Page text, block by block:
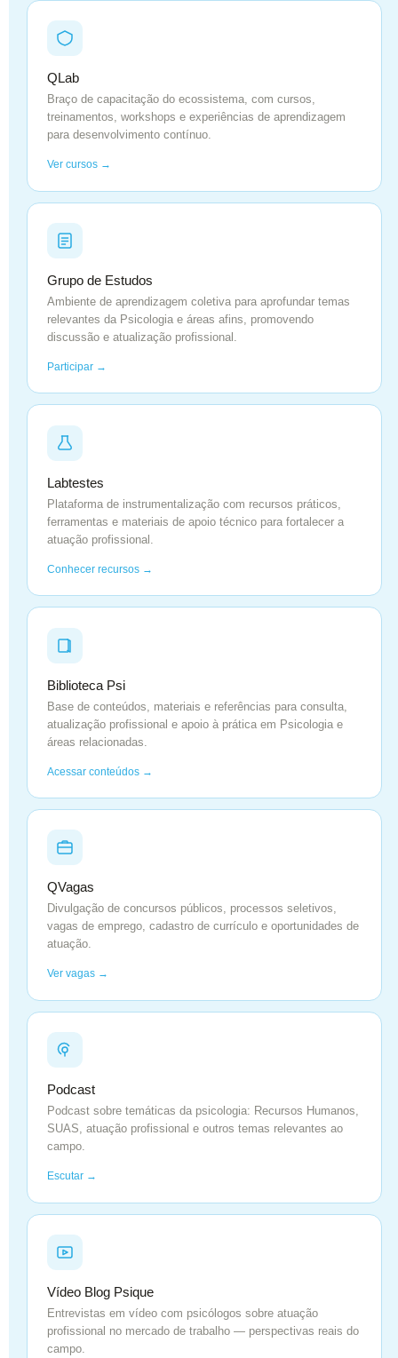
QLab
Braço de capacitação do ecossistema, com cursos,
treinamentos, workshops e experiências de aprendizagem
para desenvolvimento contínuo.
Ver cursos →
Grupo de Estudos
Ambiente de aprendizagem coletiva para aprofundar temas
relevantes da Psicologia e áreas afins, promovendo
discussão e atualização profissional.
Participar →
Labtestes
Plataforma de instrumentalização com recursos práticos,
ferramentas e materiais de apoio técnico para fortalecer a
atuação profissional.
Conhecer recursos →
Biblioteca Psi
Base de conteúdos, materiais e referências para consulta,
atualização profissional e apoio à prática em Psicologia e
áreas relacionadas.
Acessar conteúdos →
QVagas
Divulgação de concursos públicos, processos seletivos,
vagas de emprego, cadastro de currículo e oportunidades de
atuação.
Ver vagas →
Podcast
Podcast sobre temáticas da psicologia: Recursos Humanos,
SUAS, atuação profissional e outros temas relevantes ao
campo.
Escutar →
Vídeo Blog Psique
Entrevistas em vídeo com psicólogos sobre atuação
profissional no mercado de trabalho — perspectivas reais do
campo.